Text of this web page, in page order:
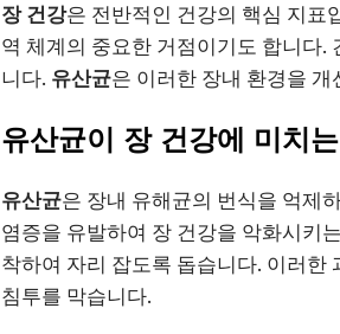
장 건강은 전반적인 건강의 핵심 지표
역 체계의 중요한 거점이기도 합니다.
니다. 유산균은 이러한 장내 환경을
유산균이 장 건강에 미치
유산균은 장내 유해균의 번식을 억제
염증을 유발하여 장 건강을 악화시키
착하여 자리 잡도록 돕습니다. 이러한
침투를 막습니다.